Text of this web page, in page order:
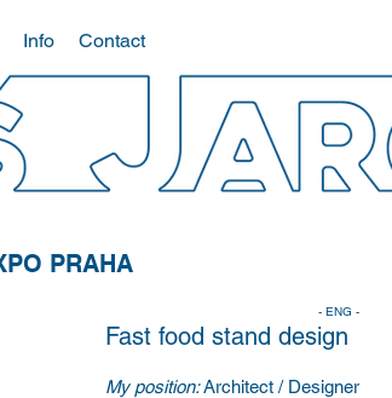
Info Contact
PRAHA
- ENG -
Fast food stand design
My position:Architect / Designer